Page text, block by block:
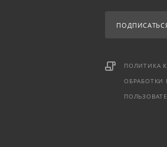
ПОЛИТИКА
ОБРАБОТКИ